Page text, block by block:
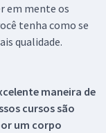
em mente os
tenha como se
qualidade.
maneira de
cursos são
um corpo